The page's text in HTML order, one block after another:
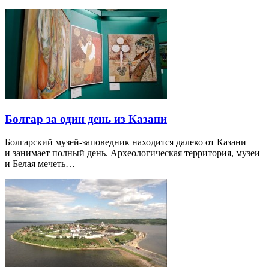
Болгар за один день из Казани
Болгарский музей-заповедник находится далеко от Казани
и занимает полный день. Археологическая территория, музеи
и Белая мечеть…